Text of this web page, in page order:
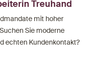
Treuhand
mit hoher
Sie moderne
echten Kundenkontakt?